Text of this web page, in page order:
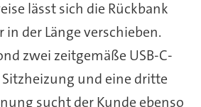
lässt sich die Rückbank
der Länge verschieben.
zwei zeitgemäße USB-C-
und eine dritte
sucht der Kunde ebenso